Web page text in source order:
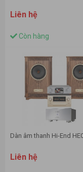
Liên hệ
Còn hàng
Dàn âm thanh Hi-End
Liên hệ